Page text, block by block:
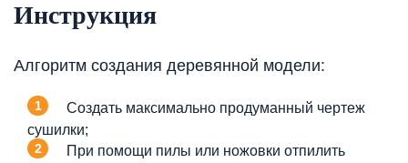
Инструкция
Алгоритм создания деревянной модели:
Создать максимально продуманный чертеж
сушилки;
При помощи пилы или ножовки отпилить